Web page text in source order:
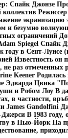
Спайк Джонзе
коллектив
экранизацию
и безумно
ограничений
Spiegel Спайк
году в Сент-
Известность он
раз отмеченных
Keener
Эдварда Цвика
и Робом Лоу В
в частности,
James Gandolfini
В 1983 году,
в Нью-Йорк На